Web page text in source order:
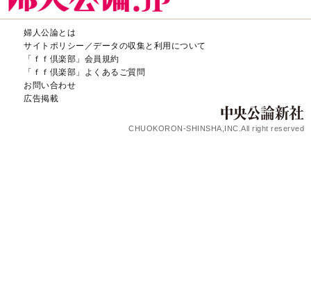
婦人公論とは
サイトポリシー／データの収集と利用について
「ｆｆ倶楽部」会員規約
「ｆｆ倶楽部」よくあるご質問
お問い合わせ
広告掲載
CHUOKORON-SHINSHA,INC.All right reserved